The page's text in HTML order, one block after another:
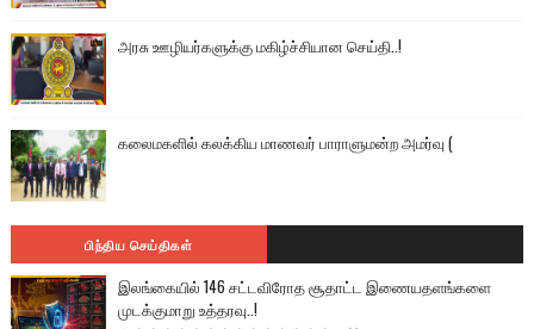
அரசு ஊழியர்களுக்கு மகிழ்ச்சியான செய்தி..!
கலைமகளில் கலக்கிய மாணவர் பாராளுமன்ற அமர்வு (
பிந்திய செய்திகள்
இலங்கையில் 146 சட்டவிரோத சூதாட்ட இணையதளங்களை
முடக்குமாறு உத்தரவு..!